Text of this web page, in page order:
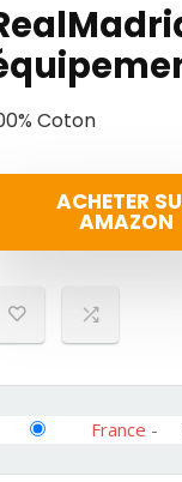
Coton
ACHETER
AMAZON
France -